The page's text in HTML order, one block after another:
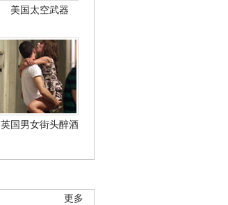
美国太空武器
英国男女街头醉酒
更多